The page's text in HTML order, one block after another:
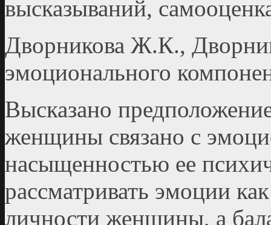
высказываний,
Дворникова Ж.К.,
эмоционального
Высказано
женщины связано с
насыщенностью ее
рассматривать эмоции
личности женщины, а